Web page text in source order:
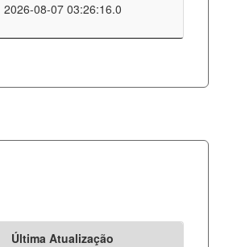
2026-08-07 03:26:16.0
Última Atualização